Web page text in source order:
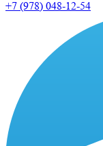
+7 (978) 048-12-54